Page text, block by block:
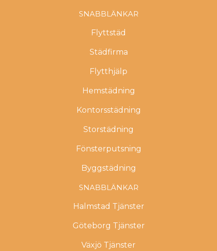
SNABBLÄNKAR
Flyttstäd
Städfirma
Flytthjälp
Hemstädning
Kontorsstädning
Storstädning
Fönsterputsning
Byggstädning
SNABBLÄNKAR
Halmstad Tjänster
Göteborg Tjänster
Växjö Tjänster